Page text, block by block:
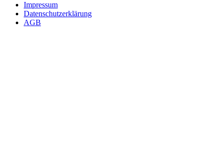
Impressum
Datenschutzerklärung
AGB